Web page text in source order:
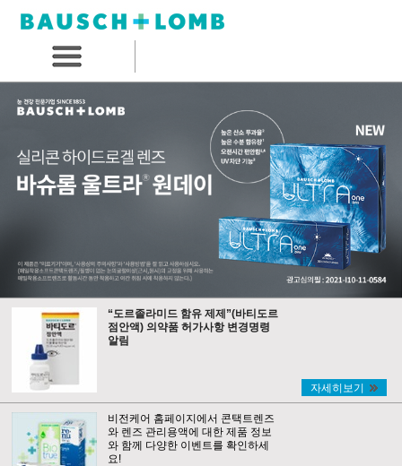
“도르졸라미드 함유 제제”(바티도르
점안액) 의약품 허가사항 변경명령
알림
자세히보기
비전케어 홈페이지에서 콘택트렌즈
와 렌즈 관리용액에 대한 제품 정보
와 함께 다양한 이벤트를 확인하세
요!